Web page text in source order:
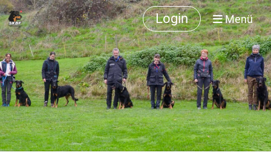
Login Menü